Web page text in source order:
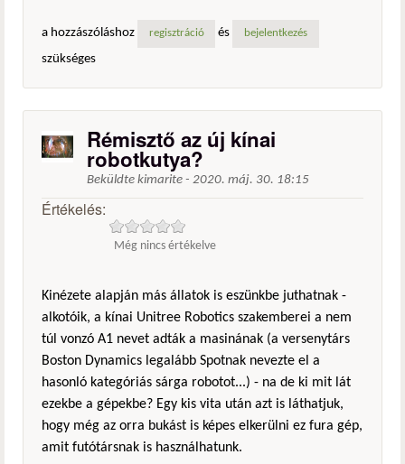
a hozzászóláshoz
regisztráció és bejelentkezés
szükséges
Rémisztő az új kínai
robotkutya?
Beküldte kimarite - 2020. máj. 30. 18:15
Értékelés:
Még nincs értékelve
Kinézete alapján más állatok is eszünkbe juthatnak -
alkotóik, a kínai Unitree Robotics szakemberei a nem
túl vonzó A1 nevet adták a masinának (a versenytárs
Boston Dynamics legalább Spotnak nevezte el a
hasonló kategóriás sárga robotot...) - na de ki mit lát
ezekbe a gépekbe? Egy kis vita után azt is láthatjuk,
hogy még az orra bukást is képes elkerülni ez fura gép,
amit futótársnak is használhatunk.